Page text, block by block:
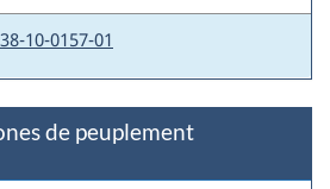
10-0157-01
de peuplement